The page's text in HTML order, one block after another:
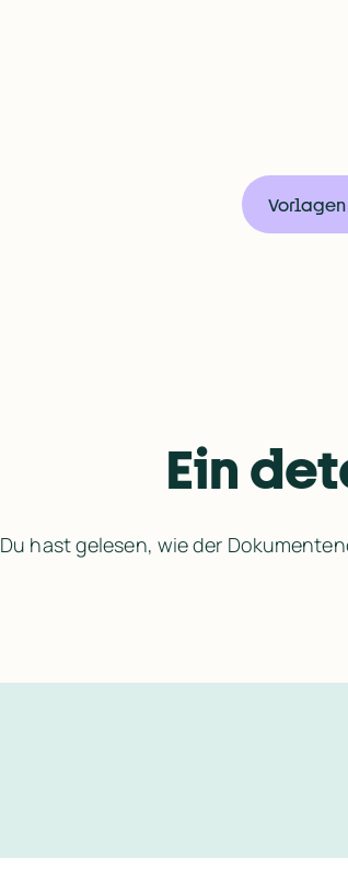
Ein
Du hast gelesen, wie der